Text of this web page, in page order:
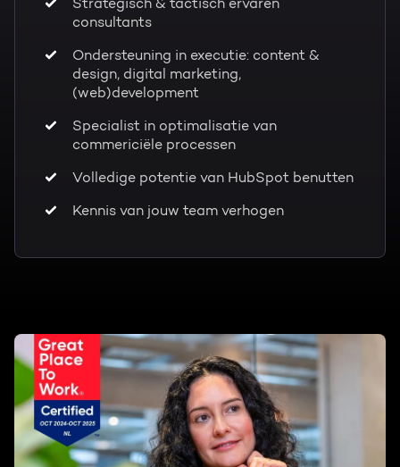
Strategisch & tactisch ervaren
consultants
Ondersteuning in executie: content &
design, digital marketing,
(web)development
Specialist in optimalisatie van
commericiële processen
Volledige potentie van HubSpot benutten
Kennis van jouw team verhogen